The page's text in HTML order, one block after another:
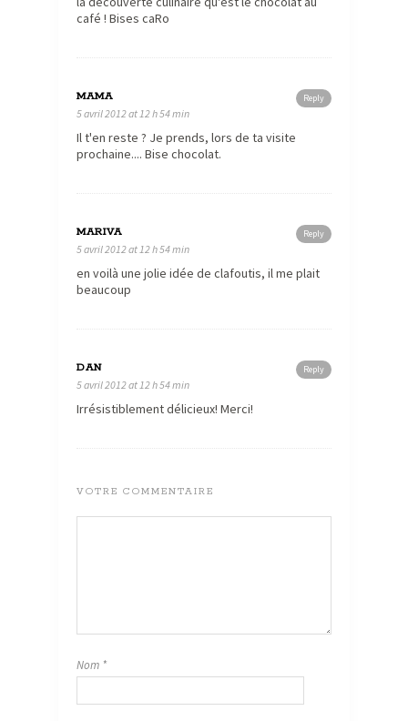
café ! Bises caRo
Reply
MAMA
5 avril 2012 at 12 h 54 min
Il t'en reste ? Je prends, lors de ta visite
prochaine.... Bise chocolat.
Reply
MARIVA
5 avril 2012 at 12 h 54 min
en voilà une jolie idée de clafoutis, il me plait
beaucoup
Reply
DAN
5 avril 2012 at 12 h 54 min
Irrésistiblement délicieux! Merci!
VOTRE COMMENTAIRE
Nom *